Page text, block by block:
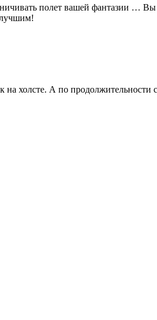
полет вашей фантазии …
на холсте. А по продолжительности